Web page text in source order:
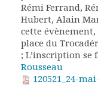
Les adhérents
Annuaire
Offres d’emploi
Forum
Actualités
Nous contacter
Rémi Ferrand,
Hubert, Alain
cette évènement,
place du
; L’inscription se
Rousseau
120521_24-